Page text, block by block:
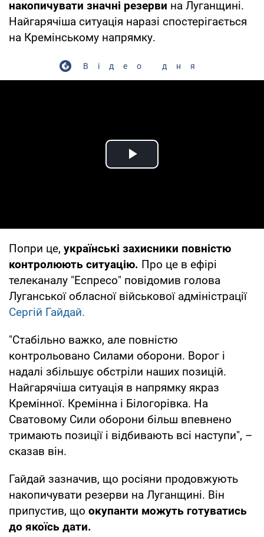
накопичувати значні резерви на Луганщині.
Найгарячіша ситуація наразі спостерігається
на Кремінському напрямку.
Відео дня
Play Video
Попри це, українські захисники повністю
контролюють ситуацію. Про це в ефірі
телеканалу "Еспресо" повідомив голова
Луганської обласної військової адміністрації
Сергій Гайдай.
"Стабільно важко, але повністю
контрольовано Силами оборони. Ворог і
надалі збільшує обстріли наших позицій.
Найгарячіша ситуація в напрямку якраз
Кремінної. Кремінна і Білогорівка. На
Сватовому Сили оборони більш впевнено
тримають позиції і відбивають всі наступи", –
сказав він.
Гайдай зазначив, що росіяни продовжують
накопичувати резерви на Луганщині. Він
припустив, що окупанти можуть готуватись
до якоїсь дати.